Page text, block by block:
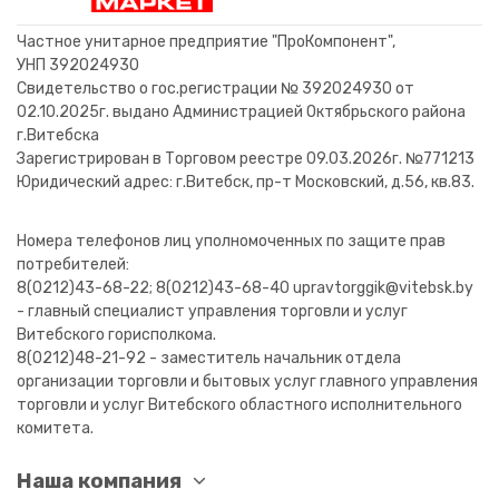
В корзину
В корзину
В корзину
В корзину
В корзину
В корзину
В корзину
Наша компания
Частное унитарное предприятие "ПроКомпонент",
УНП 392024930
Свидетельство о гос.регистрации № 392024930 от
02.10.2025г. выдано Администрацией Октябрьского района
г.Витебска
Зарегистрирован в Торговом реестре 09.03.2026г. №771213
Юридический адрес: г.Витебск, пр-т Московский, д.56, кв.83.
Номера телефонов лиц уполномоченных по защите прав
потребителей:
8(0212)43-68-22; 8(0212)43-68-40 upravtorggik@vitebsk.by
- главный специалист управления торговли и услуг
Витебского горисполкома.
8(0212)48-21-92 - заместитель начальник отдела
организации торговли и бытовых услуг главного управления
торговли и услуг Витебского областного исполнительного
комитета.